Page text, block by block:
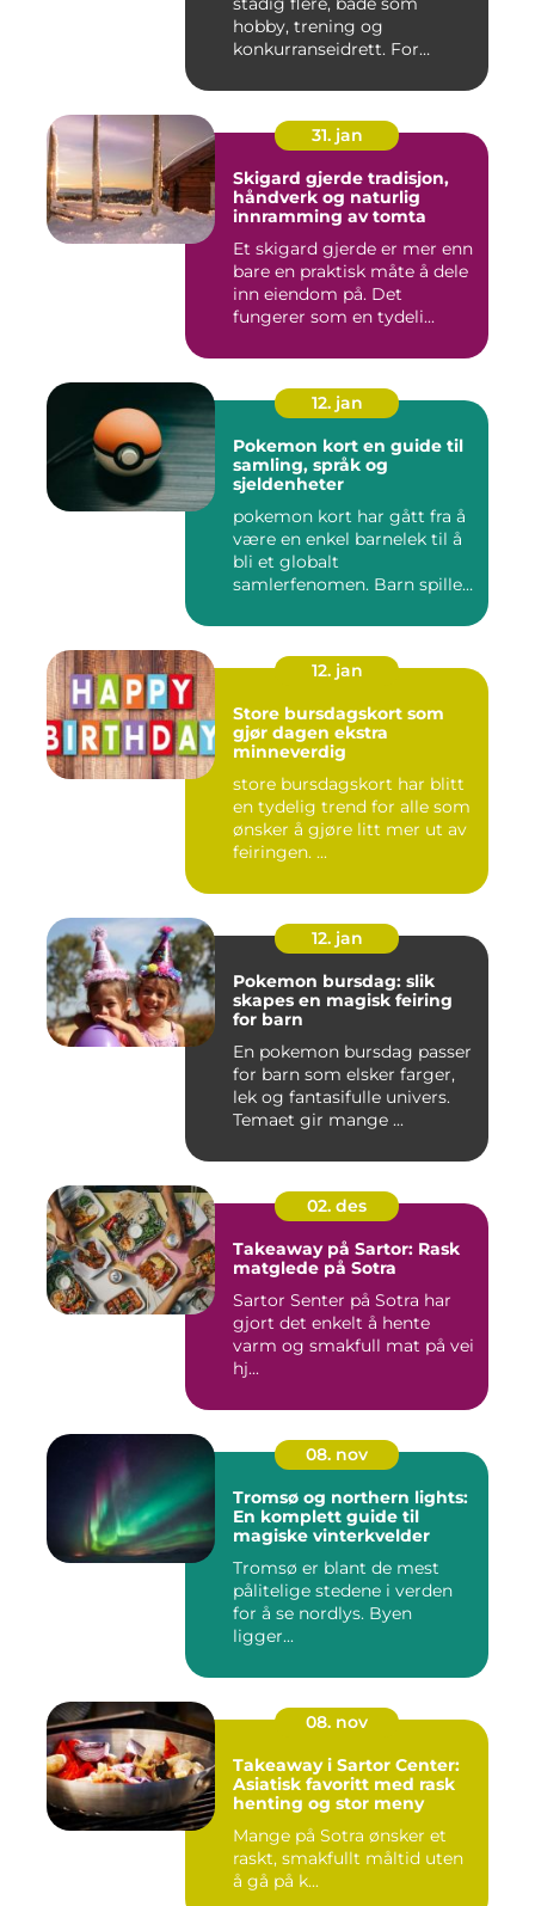
hobby, trening og
konkurranseidrett. For
31. jan
Skigard gjerde tradisjon,
håndverk og naturlig
innramming av tomta
Et skigard gjerde er mer enn
bare en praktisk måte å dele
inn eiendom på. Det
fungerer som en tydeli...
12. jan
Pokemon kort en guide til
samling, språk og
sjeldenheter
pokemon kort har gått fra å
være en enkel barnelek til å
bli et globalt
samlerfenomen. Barn spiller
12. jan
Store bursdagskort som
gjør dagen ekstra
minneverdig
store bursdagskort har blitt
en tydelig trend for alle som
ønsker å gjøre litt mer ut av
feiringen. ...
12. jan
Pokemon bursdag: slik
skapes en magisk feiring
for barn
En pokemon bursdag passer
for barn som elsker farger,
lek og fantasifulle univers.
Temaet gir mange ...
02. des
Takeaway på Sartor: Rask
matglede på Sotra
Sartor Senter på Sotra har
gjort det enkelt å hente
varm og smakfull mat på vei
hj...
08. nov
Tromsø og northern lights:
En komplett guide til
magiske vinterkvelder
Tromsø er blant de mest
pålitelige stedene i verden
for å se nordlys. Byen
ligger...
08. nov
Takeaway i Sartor Center:
Asiatisk favoritt med rask
henting og stor meny
Mange på Sotra ønsker et
raskt, smakfullt måltid uten
å gå på k...